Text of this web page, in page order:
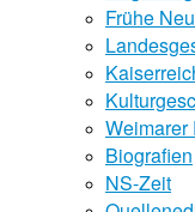
Frühe
Biografien
NS-Zeit